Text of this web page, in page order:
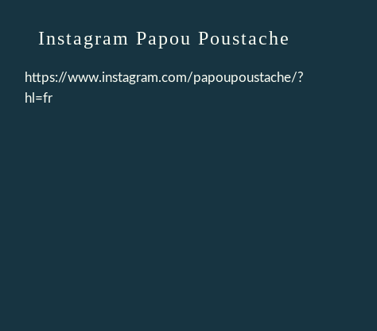
Instagram Papou Poustache
https://www.instagram.com/papoupoustache/?
hl=fr